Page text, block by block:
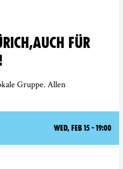
FÜR
Gruppe. Allen
Wed, Feb 15 - 19:00